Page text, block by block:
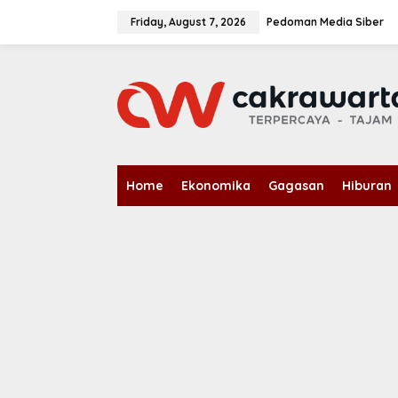
Friday, August 7, 2026 Pedoman Media Siber
Home Ekonomika Gagasan Hiburan